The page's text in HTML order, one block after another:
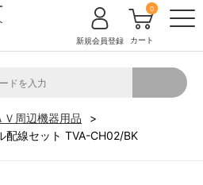
新規会員登録 カート
0
Ｖ周辺機器用品
配線セット TVA-CH02/BK